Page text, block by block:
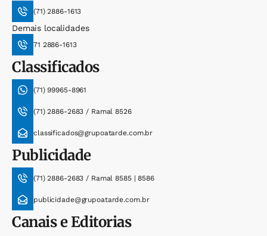
(71) 2886-1613
Demais localidades
71 2886-1613
Classificados
(71) 99965-8961
(71) 2886-2683 / Ramal 8526
classificados@grupoatarde.com.br
Publicidade
(71) 2886-2683 / Ramal 8585 | 8586
publicidade@grupoatarde.com.br
Canais e Editorias